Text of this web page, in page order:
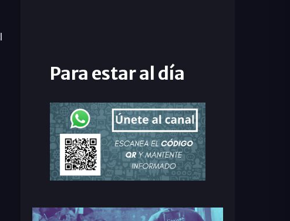
Para estar al día